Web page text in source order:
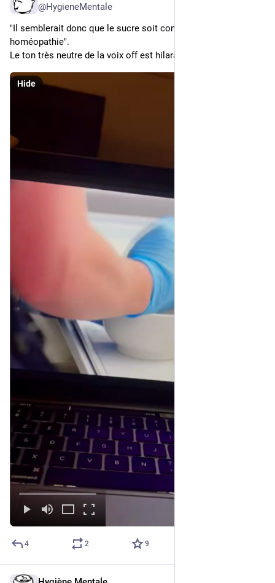
@HygieneMentale
"Il semblerait donc que le sucre soit conseillé en
homéopathie".
Le ton très neutre de la voix off est hilarante. 🤣
Hide
4 2 9